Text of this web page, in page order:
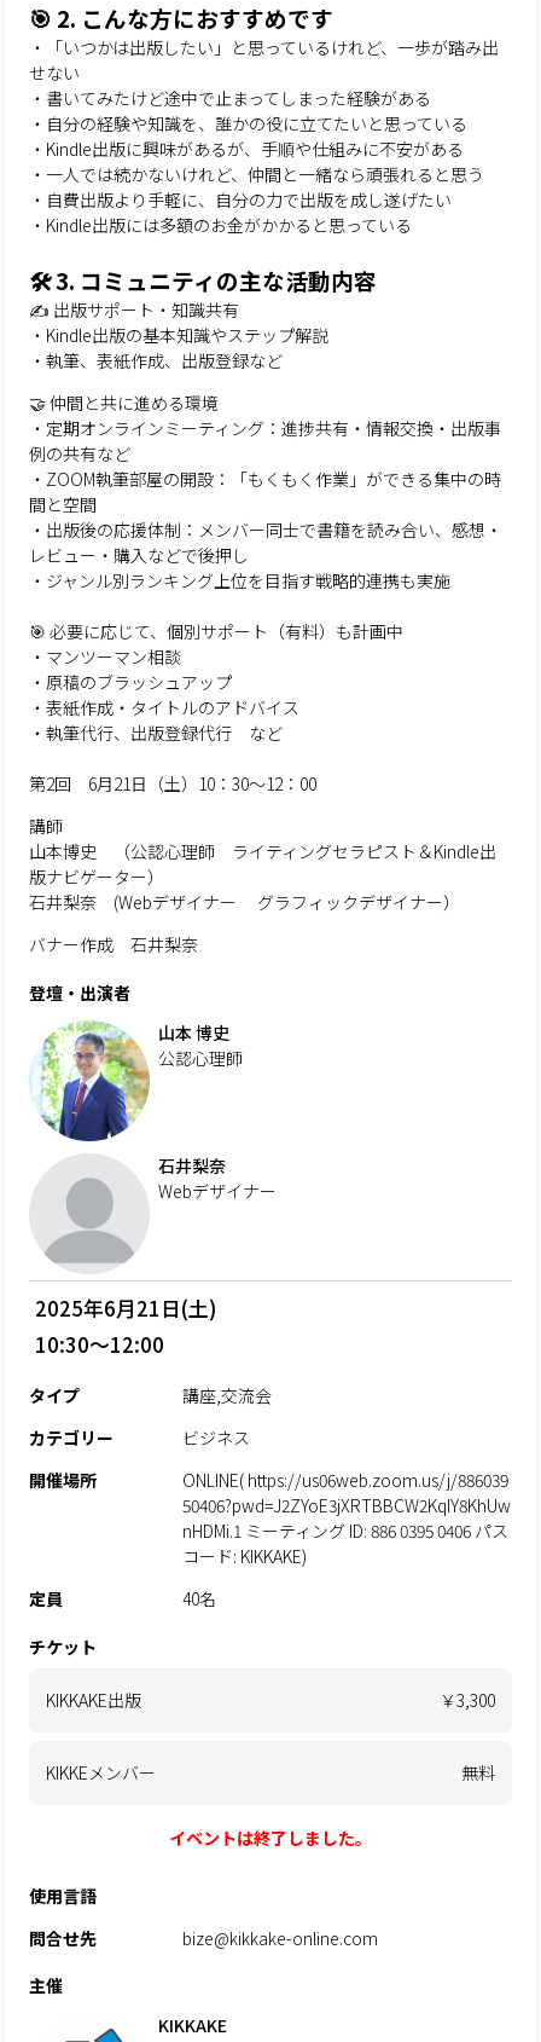
🎯 2. こんな方におすすめです
・「いつかは出版したい」と思っているけれど、一歩が踏み出
せない
・書いてみたけど途中で止まってしまった経験がある
・自分の経験や知識を、誰かの役に立てたいと思っている
・Kindle出版に興味があるが、手順や仕組みに不安がある
・一人では続かないけれど、仲間と一緒なら頑張れると思う
・自費出版より手軽に、自分の力で出版を成し遂げたい
・Kindle出版には多額のお金がかかると思っている
🛠 3. コミュニティの主な活動内容
✍️ 出版サポート・知識共有
・Kindle出版の基本知識やステップ解説
・執筆、表紙作成、出版登録など
🤝 仲間と共に進める環境
・定期オンラインミーティング：進捗共有・情報交換・出版事
例の共有など
・ZOOM執筆部屋の開設：「もくもく作業」ができる集中の時
間と空間
・出版後の応援体制：メンバー同士で書籍を読み合い、感想・
レビュー・購入などで後押し
・ジャンル別ランキング上位を目指す戦略的連携も実施
🎯 必要に応じて、個別サポート（有料）も計画中
・マンツーマン相談
・原稿のブラッシュアップ
・表紙作成・タイトルのアドバイス
・執筆代行、出版登録代行 など
第2回 6月21日（土）10：30～12：00
講師
山本博史 （公認心理師 ライティングセラピスト＆Kindle出
版ナビゲーター）
石井梨奈 (Webデザイナー グラフィックデザイナー）
バナー作成 石井梨奈
登壇・出演者
山本 博史
公認心理師
石井梨奈
Webデザイナー
2025年6月21日(土)
10:30～12:00
タイプ
講座,交流会
カテゴリー
ビジネス
開催場所
ONLINE( https://us06web.zoom.us/j/886039
50406?pwd=J2ZYoE3jXRTBBCW2KqlY8KhUw
nHDMi.1 ミーティング ID: 886 0395 0406 パス
コード: KIKKAKE)
定員
40名
チケット
KIKKAKE出版 ￥3,300
KIKKEメンバー 無料
イベントは終了しました。
使用言語
問合せ先
bize@kikkake-online.com
主催
KIKKAKE